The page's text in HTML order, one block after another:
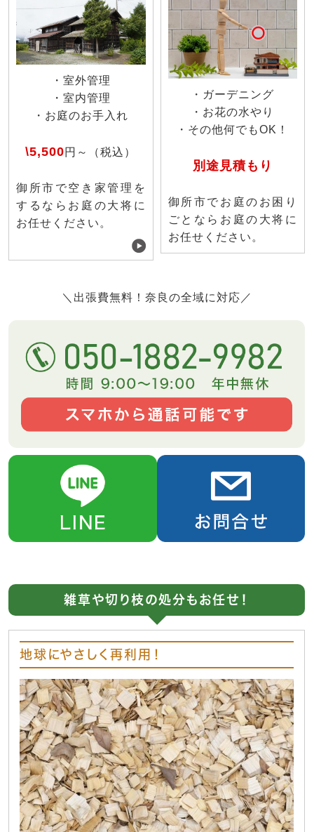
・室外管理
・室内管理
・お庭のお手入れ
\5,500円～（税込）
御所市で空き家管理を
するならお庭の大将に
お任せください。
・ガーデニング
・お花の水やり
・その他何でもOK！
別途見積もり
御所市でお庭のお困り
ごとならお庭の大将に
お任せください。
＼出張費無料！奈良の全域に対応／
雑草や切り枝の処分もお任せ！
地球にやさしく再利用！